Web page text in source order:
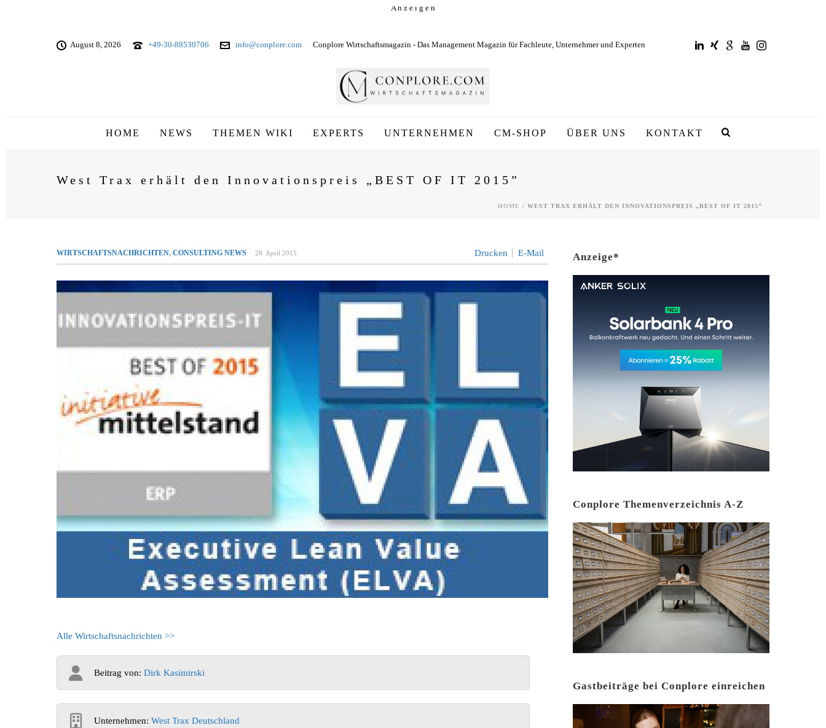
A n z e i g e n
August 8, 2026 +49-30-88530706 info@conplore.com Conplore Wirtschaftsmagazin - Das Management Magazin für Fachleute, Unternehmer und Experten
HOME NEWS THEMEN WIKI EXPERTS UNTERNEHMEN CM-SHOP ÜBER UNS KONTAKT
West Trax erhält den Innovationspreis „BEST OF IT 2015”
HOME / WEST TRAX ERHÄLT DEN INNOVATIONSPREIS „BEST OF IT 2015”
Drucken E-Mail
WIRTSCHAFTSNACHRICHTEN, CONSULTING NEWS 28. April 2015
Alle Wirtschaftsnachrichten >>
Beitrag von: Dirk Kasimirski
Unternehmen: West Trax Deutschland
Anzeige*
Conplore Themenverzeichnis A-Z
Gastbeiträge bei Conplore einreichen